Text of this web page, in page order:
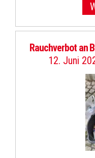
Rauchverbot an
12. Juni